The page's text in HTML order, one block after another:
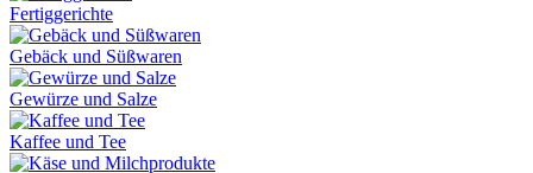
Fertiggerichte
Gebäck und Süßwaren
Gewürze und Salze
Kaffee und Tee